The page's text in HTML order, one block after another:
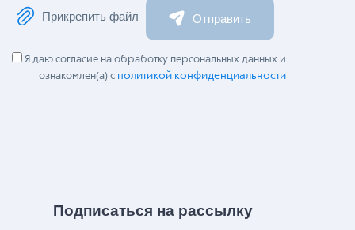
Прикрепить файл Отправить
Я даю согласие на обработку персональных данных и
ознакомлен(а) с политикой конфиденциальности
Подписаться на рассылку